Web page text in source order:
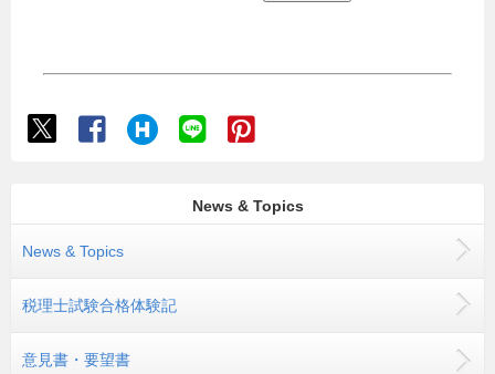
News & Topics
News & Topics
税理士試験合格体験記
意見書・要望書